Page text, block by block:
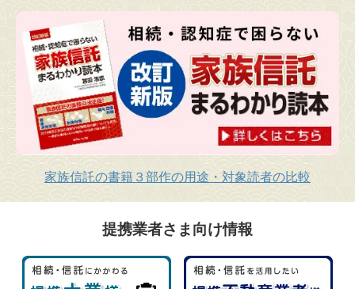
家族信託の書籍３部作の用途・対象読者の比較
提携業者さま向け情報